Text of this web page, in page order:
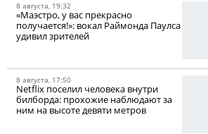
8 августа, 19:32
«Маэстро, у вас прекрасно
получается!»: вокал Раймонда Паулса
удивил зрителей
8 августа, 17:50
Netflix поселил человека внутри
билборда: прохожие наблюдают за
ним на высоте девяти метров